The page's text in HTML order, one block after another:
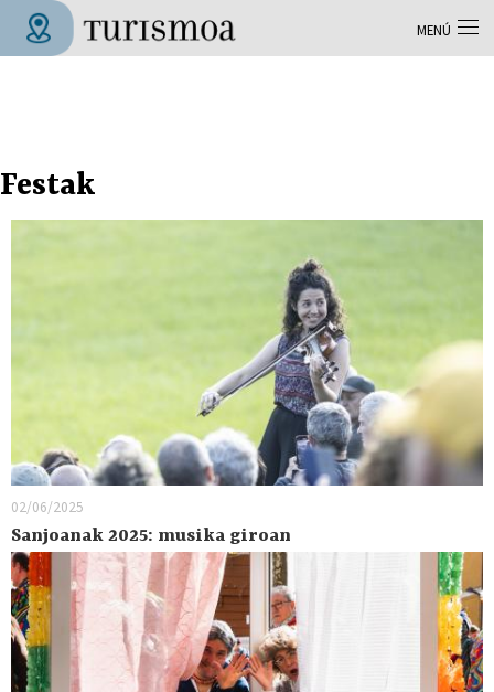
Pasar al contenido principal
Festak
02/06/2025
Sanjoanak 2025: musika giroan
Páginas
MENÚ